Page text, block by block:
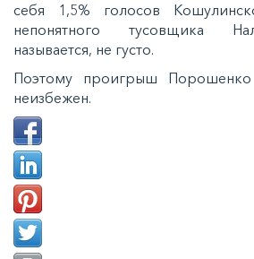
себя 1,5% голосов
непонятного тусовщика
называется, не густо.
Поэтому проигрыш
неизбежен.